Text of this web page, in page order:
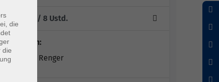
1 Termin / 8 Ustd.
Dozent*in:
Dr. Peggy Renger
die
die